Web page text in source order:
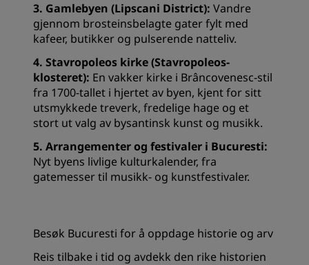
3. Gamlebyen (Lipscani District): Vandre
gjennom brosteinsbelagte gater fylt med
kafeer, butikker og pulserende natteliv.
4. Stavropoleos kirke (Stavropoleos-
klosteret): En vakker kirke i Brâncovenesc-stil
fra 1700-tallet i hjertet av byen, kjent for sitt
utsmykkede treverk, fredelige hage og et
stort ut valg av bysantinsk kunst og musikk.
5. Arrangementer og festivaler i Bucuresti:
Nyt byens livlige kulturkalender, fra
gatemesser til musikk- og kunstfestivaler.
Besøk Bucuresti for å oppdage historie og arv
Reis tilbake i tid og avdekk den rike historien